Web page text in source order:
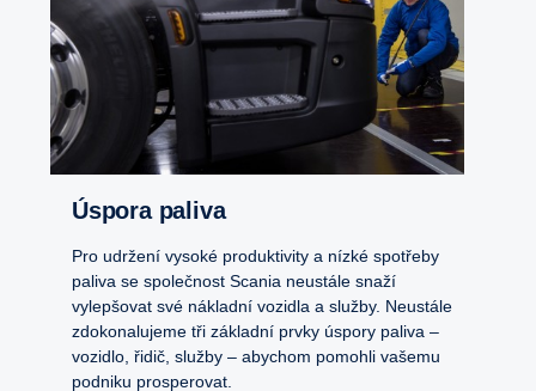
Úspora paliva
Pro udržení vysoké produktivity a nízké spotřeby
paliva se společnost Scania neustále snaží
vylepšovat své nákladní vozidla a služby. Neustále
zdokonalujeme tři základní prvky úspory paliva –
vozidlo, řidič, služby – abychom pomohli vašemu
podniku prosperovat.